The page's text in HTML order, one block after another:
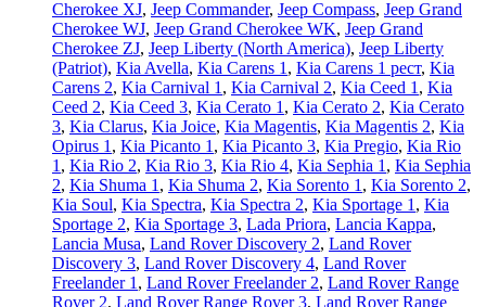
Cherokee XJ, Jeep Commander, Jeep Compass, Jeep Grand
Cherokee WJ, Jeep Grand Cherokee WK, Jeep Grand
Cherokee ZJ, Jeep Liberty (North America), Jeep Liberty
(Patriot), Kia Avella, Kia Carens 1 , Kia Carens 1 рест, Kia
Carens 2, Kia Carnival 1 , Kia Carnival 2, Kia Ceed 1 , Kia
Ceed 2, Kia Ceed 3, Kia Cerato 1 , Kia Cerato 2, Kia Cerato
3, Kia Clarus, Kia Joice, Kia Magentis, Kia Magentis 2, Kia
Opirus 1 , Kia Picanto 1 , Kia Picanto 3, Kia Pregio, Kia Rio
1 , Kia Rio 2, Kia Rio 3, Kia Rio 4, Kia Sephia 1 , Kia Sephia
2, Kia Shuma 1 , Kia Shuma 2, Kia Sorento 1 , Kia Sorento 2,
Kia Soul, Kia Spectra, Kia Spectra 2, Kia Sportage 1 , Kia
Sportage 2, Kia Sportage 3, Lada Priora, Lancia Kappa,
Lancia Musa, Land Rover Discovery 2, Land Rover
Discovery 3, Land Rover Discovery 4, Land Rover
Freelander 1 , Land Rover Freelander 2, Land Rover Range
Rover 2, Land Rover Range Rover 3, Land Rover Range